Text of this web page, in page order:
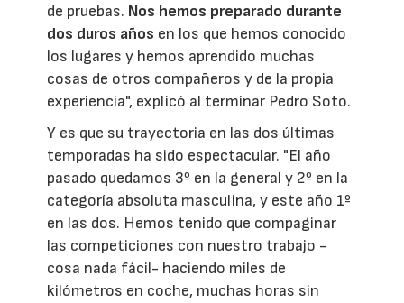
de pruebas. Nos hemos preparado durante
dos duros años en los que hemos conocido
los lugares y hemos aprendido muchas
cosas de otros compañeros y de la propia
experiencia", explicó al terminar Pedro Soto.
Y es que su trayectoria en las dos últimas
temporadas ha sido espectacular. "El año
pasado quedamos 3º en la general y 2º en la
categoría absoluta masculina, y este año 1º
en las dos. Hemos tenido que compaginar
las competiciones con nuestro trabajo -
cosa nada fácil- haciendo miles de
kilómetros en coche, muchas horas sin